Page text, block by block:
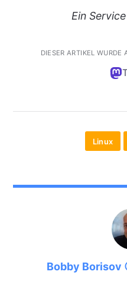
Ein Service
DIESER ARTIKEL
Linux
Bobby Borisov